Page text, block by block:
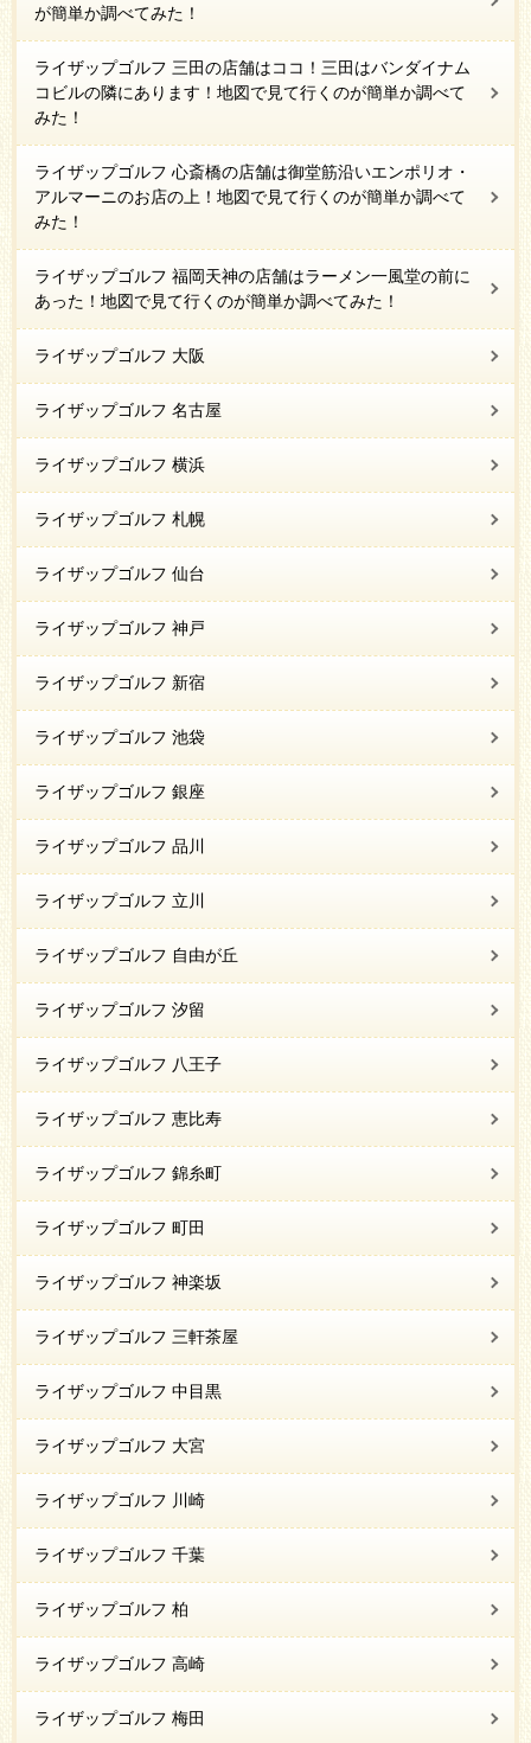
が簡単か調べてみた！
ライザップゴルフ 三田の店舗はココ！三田はバンダイナム
コビルの隣にあります！地図で見て行くのが簡単か調べて
みた！
ライザップゴルフ 心斎橋の店舗は御堂筋沿いエンポリオ・
アルマーニのお店の上！地図で見て行くのが簡単か調べて
みた！
ライザップゴルフ 福岡天神の店舗はラーメン一風堂の前に
あった！地図で見て行くのが簡単か調べてみた！
ライザップゴルフ 大阪
ライザップゴルフ 名古屋
ライザップゴルフ 横浜
ライザップゴルフ 札幌
ライザップゴルフ 仙台
ライザップゴルフ 神戸
ライザップゴルフ 新宿
ライザップゴルフ 池袋
ライザップゴルフ 銀座
ライザップゴルフ 品川
ライザップゴルフ 立川
ライザップゴルフ 自由が丘
ライザップゴルフ 汐留
ライザップゴルフ 八王子
ライザップゴルフ 恵比寿
ライザップゴルフ 錦糸町
ライザップゴルフ 町田
ライザップゴルフ 神楽坂
ライザップゴルフ 三軒茶屋
ライザップゴルフ 中目黒
ライザップゴルフ 大宮
ライザップゴルフ 川崎
ライザップゴルフ 千葉
ライザップゴルフ 柏
ライザップゴルフ 高崎
ライザップゴルフ 梅田